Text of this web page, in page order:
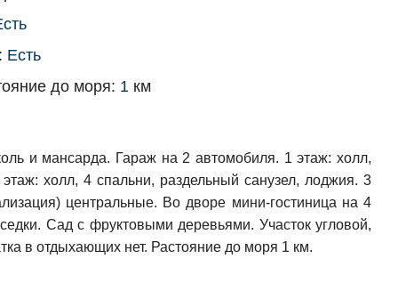
Есть
до моря: 1 км
и мансарда. Гараж на 2 автомобиля. 1 этаж: холл,
холл, 4 спальни, раздельный санузел, лоджия. 3
центральные. Во дворе мини-гостиница на 4
Сад с фруктовыми деревьями. Участок угловой,
в отдыхающих нет. Растояние до моря 1 км.